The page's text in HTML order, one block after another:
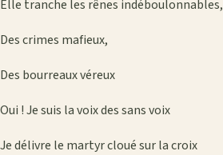
Elle tranche les rênes indéboulonnables,
Des crimes mafieux,
Des bourreaux véreux
Oui ! Je suis la voix des sans voix
Je délivre le martyr cloué sur la croix